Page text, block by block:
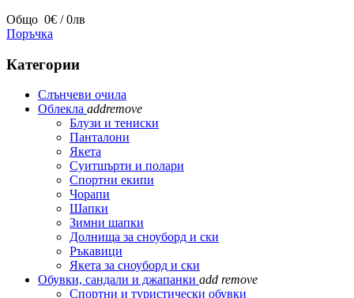
Общо 0€ / 0лв
Поръчка
Категории
Слънчеви очила
Облекла addremove
Блузи и тениски
Панталони
Якета
Суитшърти и полари
Спортни екипи
Чорапи
Шапки
Зимни шапки
Долнища за сноуборд и ски
Ръкавици
Якета за сноуборд и ски
Обувки, сандали и джапанки add remove
Спортни и туристически обувки